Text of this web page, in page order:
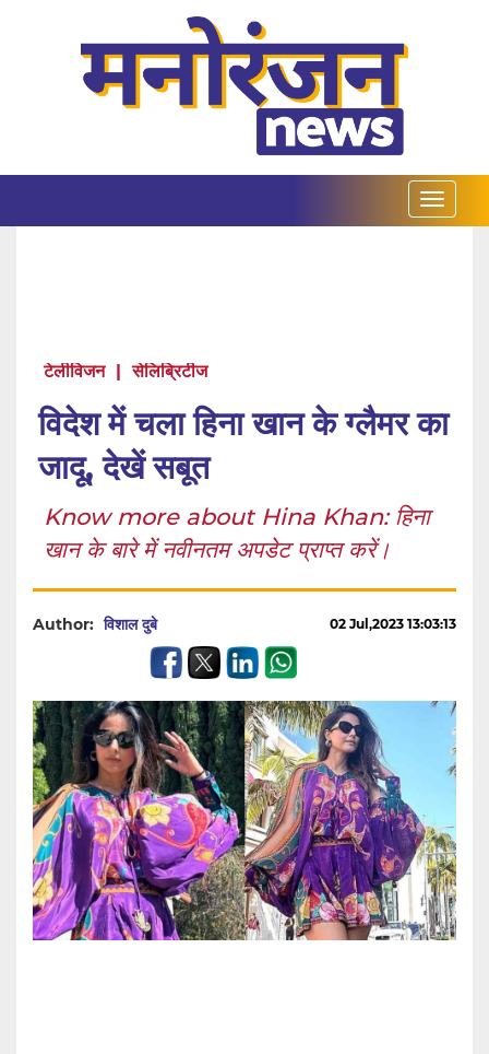
टेलीविजन | सेलिब्रिटीज
विदेश में चला हिना खान के ग्लैमर का
जादू, देखें सबूत
Know more about Hina Khan: हिना
खान के बारे में नवीनतम अपडेट प्राप्त करें।
Author: विशाल दुबे 02 Jul,2023 13:03:13